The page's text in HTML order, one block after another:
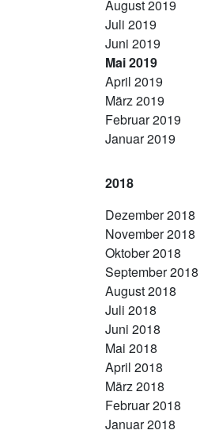
August 2019
Juli 2019
Juni 2019
Mai 2019
April 2019
März 2019
Februar 2019
Januar 2019
2018
Dezember 2018
November 2018
Oktober 2018
September 2018
August 2018
Juli 2018
Juni 2018
Mai 2018
April 2018
März 2018
Februar 2018
Januar 2018